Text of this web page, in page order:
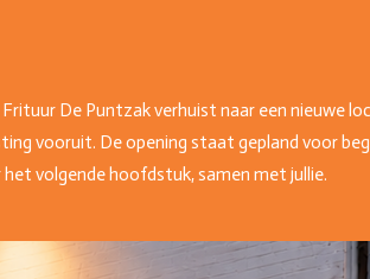
De Puntzak verhuist naar een nieuwe
vooruit. De opening staat gepland voor
volgende hoofdstuk, samen met jullie.